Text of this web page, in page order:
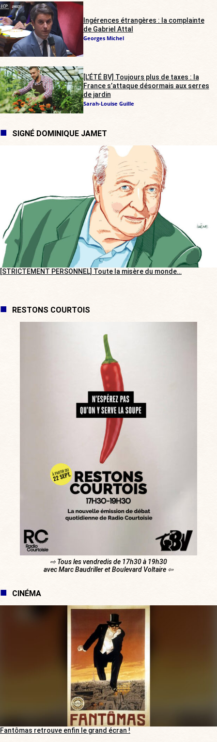
Ingérences étrangères : la complainte
de Gabriel Attal
Georges Michel
[L’ÉTÉ BV] Toujours plus de taxes : la
France s’attaque désormais aux serres
de jardin
Sarah-Louise Guille
SIGNÉ DOMINIQUE JAMET
[STRICTEMENT PERSONNEL] Toute la misère du monde…
RESTONS COURTOIS
⇨ Tous les vendredis de 17h30 à 19h30
avec Marc Baudriller et Boulevard Voltaire ⇦
CINÉMA
Fantômas retrouve enfin le grand écran !